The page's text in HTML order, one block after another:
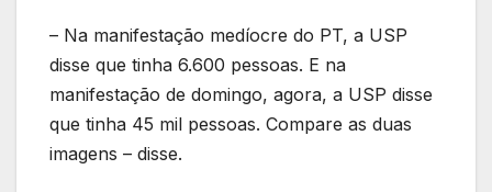
– Na manifestação medíocre do PT, a USP
disse que tinha 6.600 pessoas. E na
manifestação de domingo, agora, a USP disse
que tinha 45 mil pessoas. Compare as duas
imagens – disse.